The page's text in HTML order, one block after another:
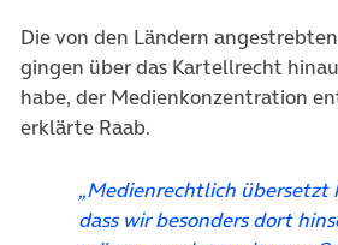
Die von den Ländern
gingen über das Kartellrecht
habe, der Medienkonzentration
erklärte Raab.
„Medienrechtlich übersetzt
dass wir besonders dort